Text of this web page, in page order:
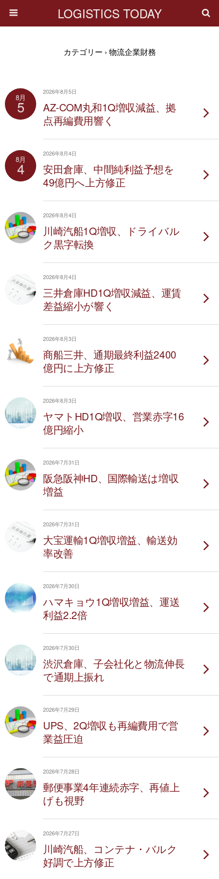
LOGISTICS TODAY
カテゴリー › 物流企業財務
8月
5
2026年8月5日
AZ-COM丸和1Q増収減益、拠
点再編費用響く
8月
4
2026年8月4日
安田倉庫、中間純利益予想を
49億円へ上方修正
2026年8月4日
川崎汽船1Q増収、ドライバル
ク黒字転換
2026年8月4日
三井倉庫HD1Q増収減益、運賃
差益縮小が響く
2026年8月3日
商船三井、通期最終利益2400
億円に上方修正
2026年8月3日
ヤマトHD1Q増収、営業赤字16
億円縮小
2026年7月31日
阪急阪神HD、国際輸送は増収
増益
2026年7月31日
大宝運輸1Q増収増益、輸送効
率改善
2026年7月30日
ハマキョウ1Q増収増益、運送
利益2.2倍
2026年7月30日
渋沢倉庫、子会社化と物流伸長
で通期上振れ
2026年7月29日
UPS、2Q増収も再編費用で営
業益圧迫
2026年7月28日
郵便事業4年連続赤字、再値上
げも視野
2026年7月27日
川崎汽船、コンテナ・バルク
好調で上方修正